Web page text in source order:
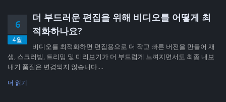
6
4월
더 부드러운 편집을 위해 비디오를 어떻게 최
적화하나요?
비디오를 최적화하면 편집용으로 더 작고 빠른 버전을 만들어 재
생, 스크러빙, 트리밍 및 미리보기가 더 부드럽게 느껴지면서도 최종 내보
내기 품질은 변경되지 않습니다....
더 읽기